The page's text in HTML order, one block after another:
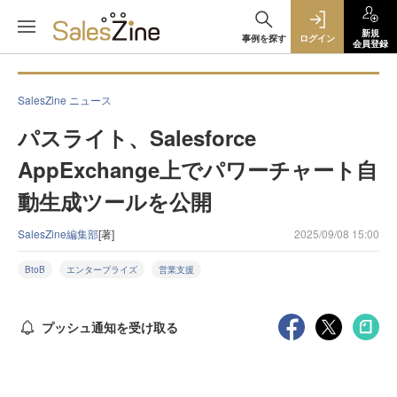
事例を探す ログイン
新規
会員登録
SalesZine ニュース
パスライト、Salesforce
AppExchange上でパワーチャート自
動生成ツールを公開
SalesZine編集部[著] 2025/09/08 15:00
BtoB エンタープライズ 営業支援
プッシュ通知を受け取る